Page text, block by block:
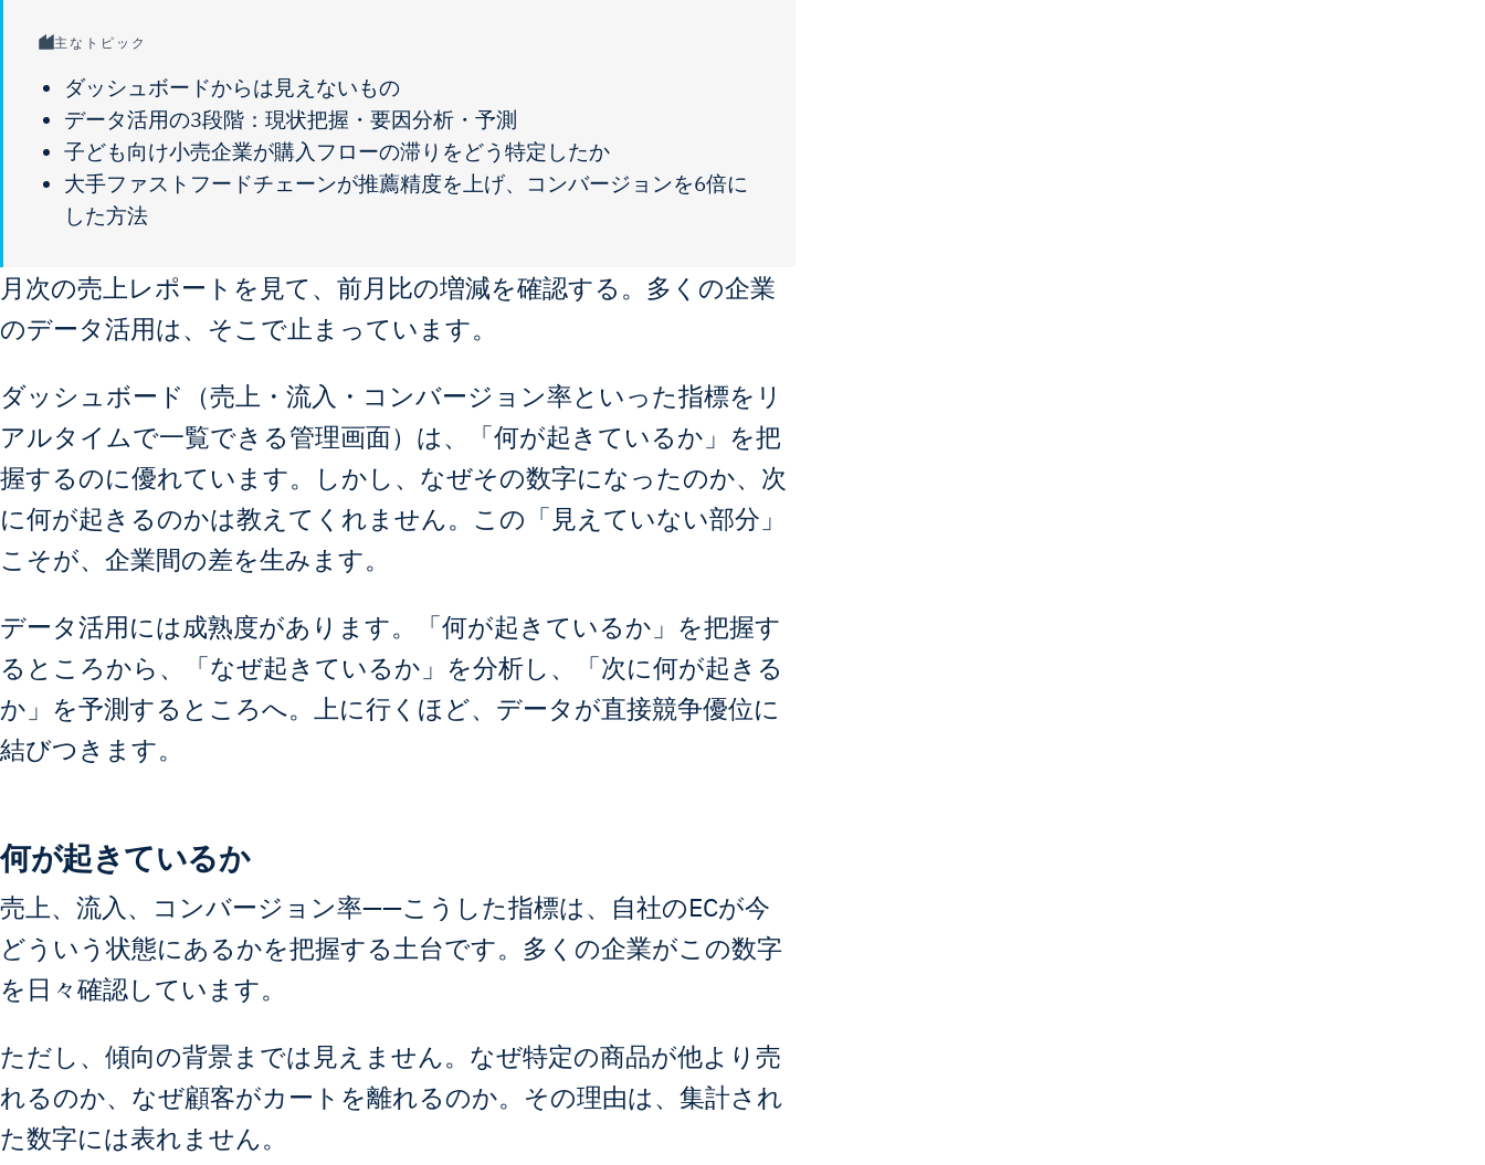
主なトピック
ダッシュボードからは見えないもの
データ活用の3段階：現状把握・要因分析・予測
子ども向け小売企業が購入フローの滞りをどう特定したか
大手ファストフードチェーンが推薦精度を上げ、コンバージョンを6倍に
した方法
月次の売上レポートを見て、前月比の増減を確認する。多くの企業
のデータ活用は、そこで止まっています。
ダッシュボード（売上・流入・コンバージョン率といった指標をリ
アルタイムで一覧できる管理画面）は、「何が起きているか」を把
握するのに優れています。しかし、なぜその数字になったのか、次
に何が起きるのかは教えてくれません。この「見えていない部分」
こそが、企業間の差を生みます。
データ活用には成熟度があります。「何が起きているか」を把握す
るところから、「なぜ起きているか」を分析し、「次に何が起きる
か」を予測するところへ。上に行くほど、データが直接競争優位に
結びつきます。
何が起きているか
売上、流入、コンバージョン率——こうした指標は、自社のECが今
どういう状態にあるかを把握する土台です。多くの企業がこの数字
を日々確認しています。
ただし、傾向の背景までは見えません。なぜ特定の商品が他より売
れるのか、なぜ顧客がカートを離れるのか。その理由は、集計され
た数字には表れません。